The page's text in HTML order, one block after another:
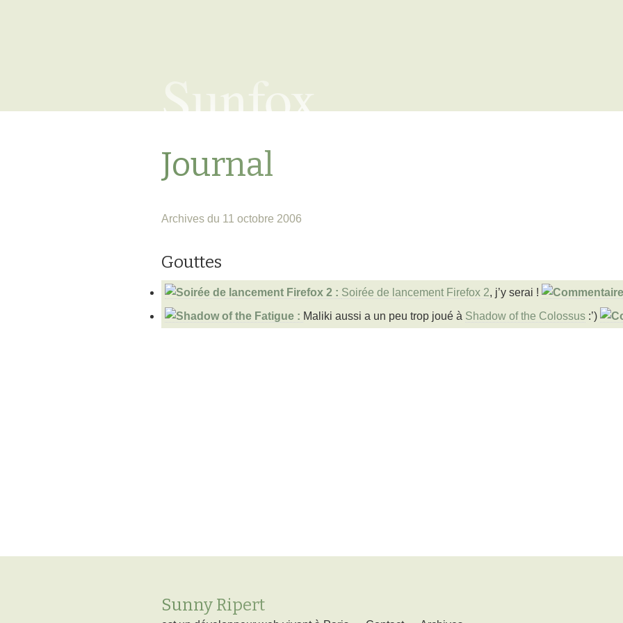
Sunfox
Journal
Archives du 11 octobre 2006
Gouttes
Soirée de lancement Firefox 2, j’y serai !
Maliki aussi a un peu trop joué à Shadow of the Colossus:’)
Sunny Ripert